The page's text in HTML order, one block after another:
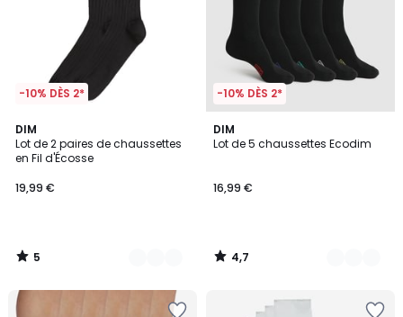
-10% DÈS 2*
DIM
Lot de 2 paires de chaussettes
en Fil d'Écosse
19,99 €
5
/
5
2
Couleurs
5
/
-10% DÈS 2*
DIM
Lot de 5 chaussettes Ecodim
16,99 €
4,7
/ 5
2
Couleurs
4,7
/